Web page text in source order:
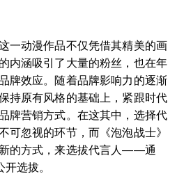
一动漫作品不仅凭借其精美的画
内涵吸引了大量的粉丝，也在年
牌效应。随着品牌影响力的逐渐
持原有风格的基础上，紧跟时代
牌营销方式。在这其中，选择代
可忽视的环节，而《泡泡战士》
的方式，来选拔代言人——通
选拔。